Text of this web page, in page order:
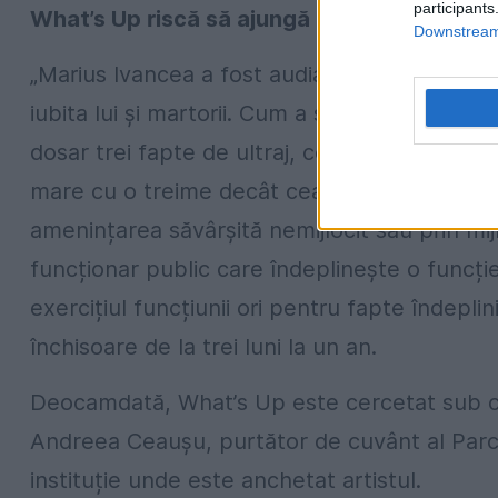
What’s Up riscă să ajungă după gratii
„Marius Ivancea a fost audiat destul de
iubita lui și martorii. Cum a sărit la trei
dosar trei fapte de ultraj, ceea ce
mare cu o treime decât cea prevăzută de
amenințarea săvârșită nemijlocit sau prin
funcționar public care îndeplinește o
exercițiul funcțiunii ori pentru fapte
închisoare de la trei luni la un an.
Deocamdată, What’s Up este cercetat sub
Andreea Ceaușu, purtător de cuvânt al
instituție unde este anchetat artistul.